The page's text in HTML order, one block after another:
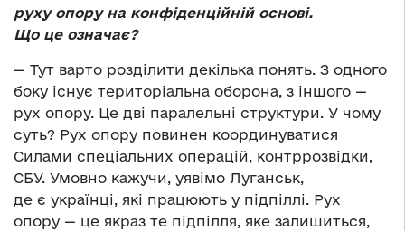
руху опору на конфіденційній основі.
Що це означає?
— Тут варто розділити декілька понять. З одного
боку існує територіальна оборона, з іншого —
рух опору. Це дві паралельні структури. У чому
суть? Рух опору повинен координуватися
Силами спеціальних операцій, контррозвідки,
СБУ. Умовно кажучи, уявімо Луганськ,
де є українці, які працюють у підпіллі. Рух
опору — це якраз те підпілля, яке залишиться,